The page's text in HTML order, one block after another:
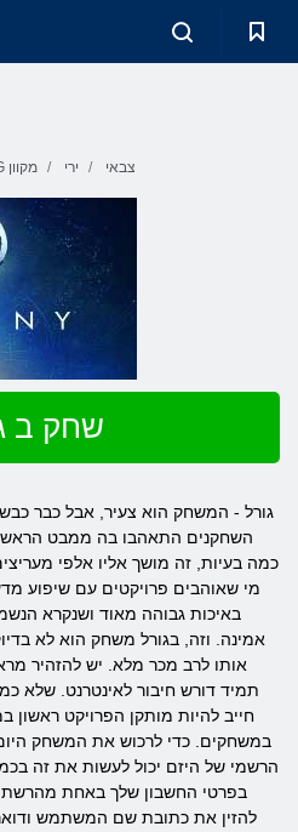
משחקי MMORPG מקוון ירי צבאי
שחק ב
גורל - המשחק הוא צעיר, אבל כבר כבש
השחקנים התאהבו בה ממבט
כמה בעיות, זה מושך אליו אלפי
מי שאוהבים פרויקטים עם שיפוע
באיכות גבוהה מאוד ושנקרא
אמינה. וזה, בגורל משחק הוא לא
אותו לרב מכר מלא. יש להזהיר
תמיד דורש חיבור לאינטרנט. שלא
חייב להיות מותקן הפרויקט
במשחקים. כדי לרכוש את המשחק
הרשמי של היזם יכול לעשות את זה
בפרטי החשבון שלך באחת
להזין את כתובת שם המשתמש